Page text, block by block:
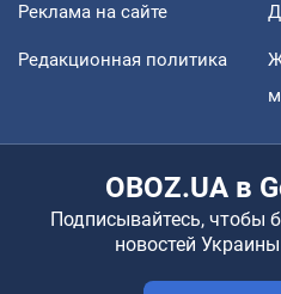
Реклама на сайте
Редакционная политика
OBOZ.UA в
Подписывайтесь, чтобы
новостей